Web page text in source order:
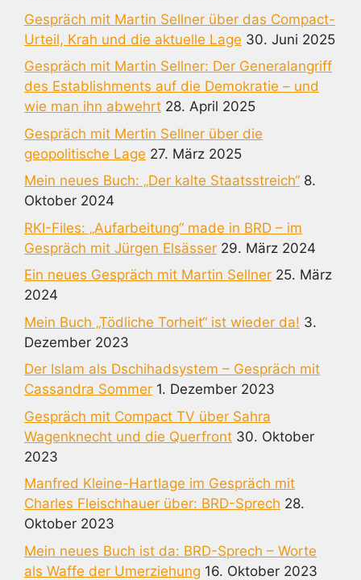
Gespräch mit Martin Sellner über das Compact-
Urteil, Krah und die aktuelle Lage 30. Juni 2025
Gespräch mit Martin Sellner: Der Generalangriff
des Establishments auf die Demokratie – und
wie man ihn abwehrt 28. April 2025
Gespräch mit Mertin Sellner über die
geopolitische Lage 27. März 2025
Mein neues Buch: „Der kalte Staatsstreich“ 8.
Oktober 2024
RKI-Files: „Aufarbeitung“ made in BRD – im
Gespräch mit Jürgen Elsässer 29. März 2024
Ein neues Gespräch mit Martin Sellner 25. März
2024
Mein Buch „Tödliche Torheit“ ist wieder da! 3.
Dezember 2023
Der Islam als Dschihadsystem – Gespräch mit
Cassandra Sommer 1. Dezember 2023
Gespräch mit Compact TV über Sahra
Wagenknecht und die Querfront 30. Oktober
2023
Manfred Kleine-Hartlage im Gespräch mit
Charles Fleischhauer über: BRD-Sprech 28.
Oktober 2023
Mein neues Buch ist da: BRD-Sprech – Worte
als Waffe der Umerziehung 16. Oktober 2023